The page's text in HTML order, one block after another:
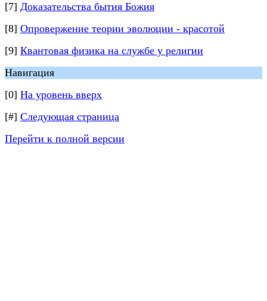
[7] Доказательства бытия Божия
[8] Опровержение теории эволюции - красотой
[9] Квантовая физика на службе у религии
Навигация
[0] На уровень вверх
[#] Следующая страница
Перейти к полной версии